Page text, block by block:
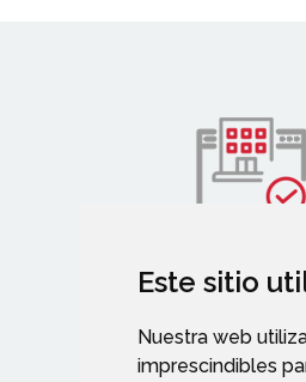
Este sitio
Nuestra web
imprescindibles
DIRECTORIO